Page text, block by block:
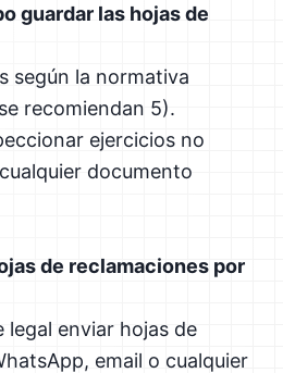
guardar las hojas de
según la normativa
recomiendan 5).
ejercicios no
documento
de reclamaciones por
legal enviar hojas de
email o cualquier